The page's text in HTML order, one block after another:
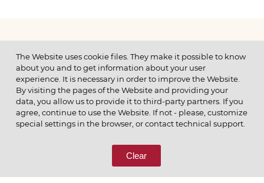
МЕНЮ
© 2026 ОАО
ПОЗВОНИТЕ НАМ
8 (800) 333-65-66
The Website uses cookie files. They make it possible to know
about you and to get information about your user
experience. It is necessary in order to improve the Website.
By visiting the pages of the Website and providing your
data, you allow us to provide it to third-party partners. If you
agree, continue to use the Website. If not - please, customize
special settings in the browser, or contact technical support.
Clear